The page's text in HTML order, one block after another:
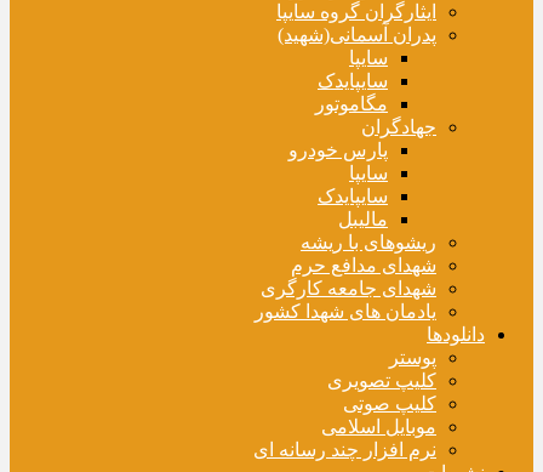
ایثارگران گروه سایپا
پدران آسمانی(شهید)
سایپا
سایپایدک
مگاموتور
جهادگران
پارس خودرو
سایپا
سایپایدک
مالیبل
ریشوهای با ریشه
شهدای مدافع حرم
شهدای جامعه کارگری
یادمان های شهدا کشور
دانلودها
پوستر
کلیپ تصویری
کلیپ صوتی
موبایل اسلامی
نرم افزار چند رسانه ای